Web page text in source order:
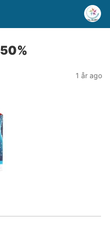
1 år ago